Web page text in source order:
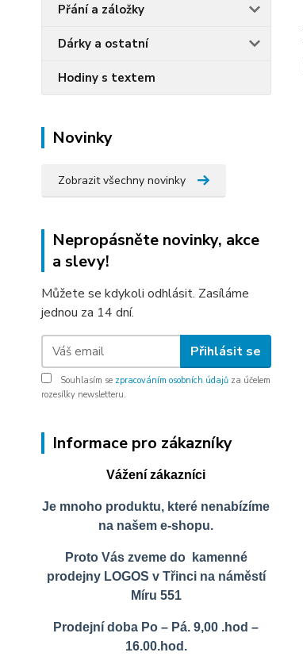
Přání a záložky
Dárky a ostatní
Hodiny s textem
Novinky
Zobrazit všechny novinky
Nepropásněte novinky, akce
a slevy!
Můžete se kdykoli odhlásit. Zasíláme
jednou za 14 dní.
Přihlásit se
Souhlasím se zpracováním osobních údajů za účelem
rozesílky newsletteru.
Informace pro zákazníky
Vážení zákazníci
Je mnoho produktu, které nenabízíme
na našem e-shopu.
Proto Vás zveme do kamenné
prodejny LOGOS v Třinci na náměstí
Míru 551
Prodejní doba Po – Pá. 9,00 .hod –
16.00.hod.